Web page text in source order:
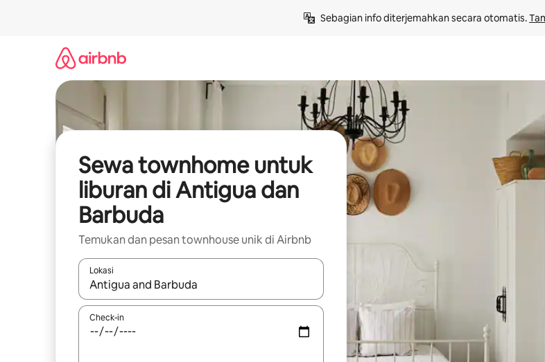
Sebagian info diterjemahkan secara otomatis.
Sewa townhome untuk
liburan di Antigua dan
Barbuda
Temukan dan pesan townhouse unik di Airbnb
Lokasi
Jika hasil yang dicari tersedia, telusuri dengan tombol panah ke atas dan ke bawah atau jelajahi
Check-in